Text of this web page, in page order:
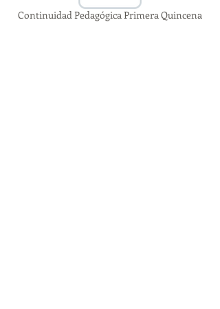
Continuidad Pedagógica Primera Quincena